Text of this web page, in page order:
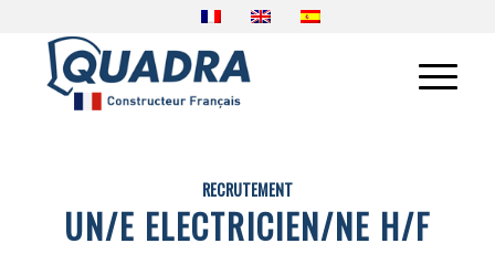
RECRUTEMENT
UN/E ELECTRICIEN/NE H/F